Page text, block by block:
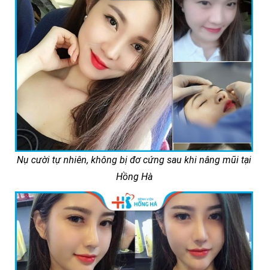
Nụ cười tự nhiên, không bị đơ cứng sau khi nâng mũi tại
Hồng Hà